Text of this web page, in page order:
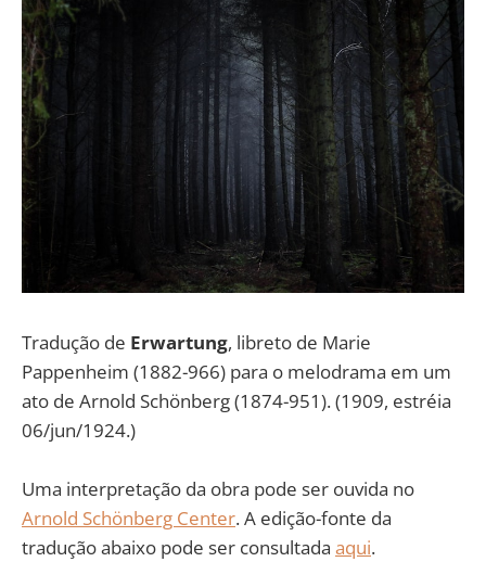
Tradução de Erwartung, libreto de Marie
Pappenheim (1882-966) para o melodrama em um
ato de Arnold Schönberg (1874-951). (1909, estréia
06/jun/1924.)
Uma interpretação da obra pode ser ouvida no
Arnold Schönberg Center. A edição-fonte da
tradução abaixo pode ser consultada aqui.